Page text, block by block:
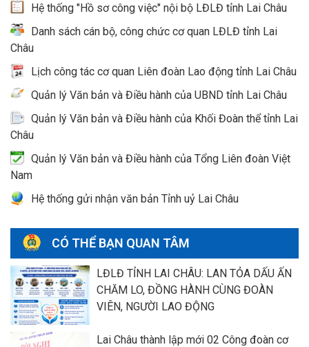
Hệ thống "Hồ sơ công việc" nội bộ LĐLĐ tỉnh Lai Châu
Danh sách cán bộ, công chức cơ quan LĐLĐ tỉnh Lai
Châu
Lịch công tác cơ quan Liên đoàn Lao động tỉnh Lai Châu
Quản lý Văn bản và Điều hành của UBND tỉnh Lai Châu
Quản lý Văn bản và Điều hành của Khối Đoàn thể tỉnh Lai
Châu
Quản lý Văn bản và Điều hành của Tổng Liên đoàn Việt
Nam
Hệ thống gửi nhận văn bản Tỉnh uỷ Lai Châu
CÓ THỂ BẠN QUAN TÂM
LĐLĐ TỈNH LAI CHÂU: LAN TỎA DẤU ẤN
CHĂM LO, ĐỒNG HÀNH CÙNG ĐOÀN
VIÊN, NGƯỜI LAO ĐỘNG
Lai Châu thành lập mới 02 Công đoàn cơ